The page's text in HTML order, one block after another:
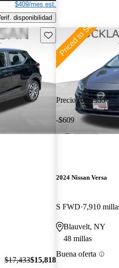
$409/mes est.
disponibilidad
Guarda este Aviso
$17,433$15,818
Precio reducido
-$609
2024 Nissan Versa
S FWD 7,910
Blauvelt, NY
48 millas
Buena oferta